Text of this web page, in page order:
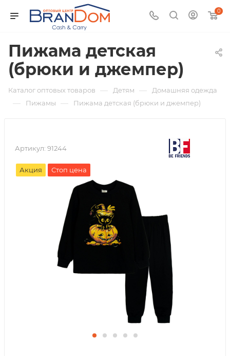
0
Пижама детская
(брюки и джемпер)
Каталог оптовых товаров — Детям — Домашняя одежда
— Пижамы — Пижама детская (брюки и джемпер)
Артикул: 91244
Акция Стоп цена